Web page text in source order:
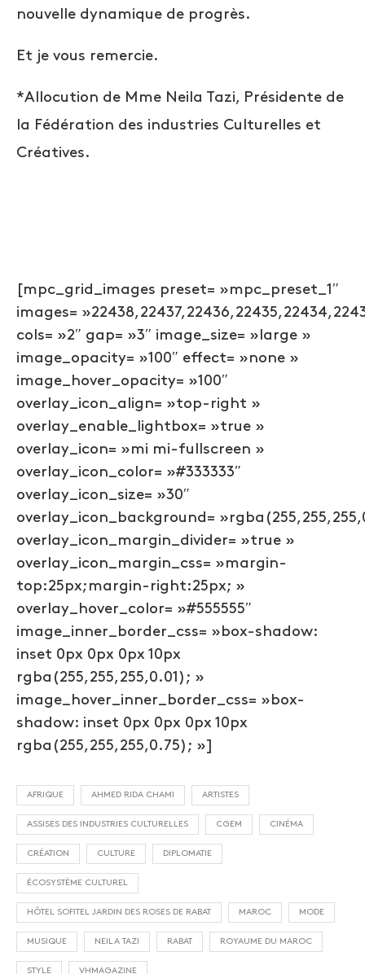
nouvelle dynamique de progrès.
Et je vous remercie.
*Allocution de Mme Neila Tazi, Présidente de
la Fédération des industries Culturelles et
Créatives.
[mpc_grid_images preset= »mpc_preset_1″
images=
cols= »2″ gap= »3″ image_size= »large »
image_opacity= »100″ effect= »none »
image_hover_opacity= »100″
overlay_icon_align= »top-right »
overlay_enable_lightbox= »true »
overlay_icon= »mi mi-fullscreen »
overlay_icon_color= »#333333″
overlay_icon_size= »30″
overlay_icon_background=
overlay_icon_margin_divider= »true »
overlay_icon_margin_css= »margin-
top:25px;margin-right:25px; »
overlay_hover_color= »#555555″
image_inner_border_css= »box-shadow:
inset 0px 0px 0px 10px
rgba(255,255,255,0.01); »
image_hover_inner_border_css= »box-
shadow: inset 0px 0px 0px 10px
rgba(255,255,255,0.75); »]
AFRIQUE AHMED RIDA CHAMI ARTISTES
ASSISES DES INDUSTRIES CULTURELLES CGEM CINÉMA
CRÉATION CULTURE DIPLOMATIE
ÉCOSYSTÈME CULTUREL
HÔTEL SOFITEL JARDIN DES ROSES DE RABAT MAROC MODE
MUSIQUE NEILA TAZI RABAT ROYAUME DU MAROC
STYLE VHMAGAZINE